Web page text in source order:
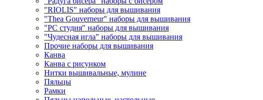
"RIOLIS" наборы для вышивания
"Thea Gouverneur" наборы для вышивания
"РС студия" наборы для вышивания
"Чудесная игла" наборы для вышивания
Прочие наборы для вышивания
Канва
Канва с рисунком
Нитки вышивальные, мулине
Пяльцы
Рамки